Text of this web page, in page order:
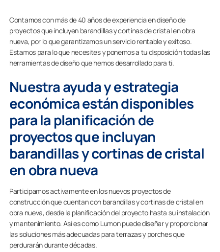
Contamos con más de 40 años de experiencia en diseño de
proyectos que incluyen barandillas y cortinas de cristal en obra
nueva, por lo que garantizamos un servicio rentable y exitoso.
Estamos para lo que necesites y ponemos a tu disposición todas las
herramientas de diseño que hemos desarrollado para ti.
Nuestra ayuda y estrategia
económica están disponibles
para la planificación de
proyectos que incluyan
barandillas y cortinas de cristal
en obra nueva
Participamos activamente en los nuevos proyectos de
construcción que cuentan con barandillas y cortinas de cristal en
obra nueva, desde la planificación del proyecto hasta su instalación
y mantenimiento. Así es como Lumon puede diseñar y proporcionar
las soluciones más adecuadas para terrazas y porches que
perdurarán durante décadas.